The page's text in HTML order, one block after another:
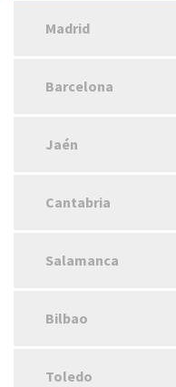
Madrid
Barcelona
Jaén
Cantabria
Salamanca
Bilbao
Toledo